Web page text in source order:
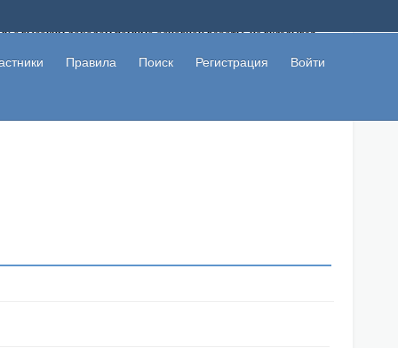
с высоким доходом помимо основной работы, не вкладывая
не попались на развод. Вы сможете начать зарабатывать
Правила Поиск Регистрация Войти